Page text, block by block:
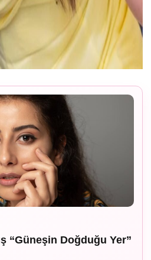
“Güneşin Doğduğu Yer”